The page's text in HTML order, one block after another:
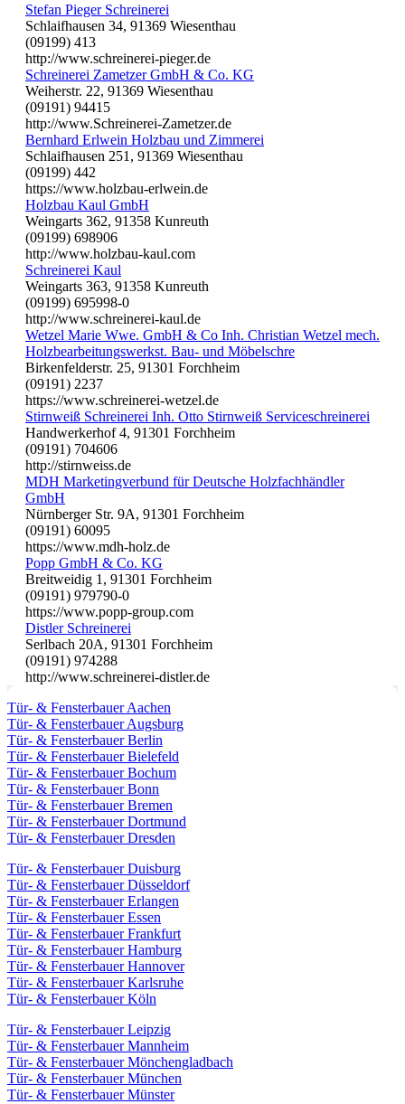
Stefan Pieger Schreinerei
Schlaifhausen 34, 91369 Wiesenthau
(09199) 413
http://www.schreinerei-pieger.de
Schreinerei Zametzer GmbH & Co. KG
Weiherstr. 22, 91369 Wiesenthau
(09191) 94415
http://www.Schreinerei-Zametzer.de
Bernhard Erlwein Holzbau und Zimmerei
Schlaifhausen 251, 91369 Wiesenthau
(09199) 442
https://www.holzbau-erlwein.de
Holzbau Kaul GmbH
Weingarts 362, 91358 Kunreuth
(09199) 698906
http://www.holzbau-kaul.com
Schreinerei Kaul
Weingarts 363, 91358 Kunreuth
(09199) 695998-0
http://www.schreinerei-kaul.de
Wetzel Marie Wwe. GmbH & Co Inh. Christian Wetzel mech.
Holzbearbeitungswerkst. Bau- und Möbelschre
Birkenfelderstr. 25, 91301 Forchheim
(09191) 2237
https://www.schreinerei-wetzel.de
Stirnweiß Schreinerei Inh. Otto Stirnweiß Serviceschreinerei
Handwerkerhof 4, 91301 Forchheim
(09191) 704606
http://stirnweiss.de
MDH Marketingverbund für Deutsche Holzfachhändler
GmbH
Nürnberger Str. 9A, 91301 Forchheim
(09191) 60095
https://www.mdh-holz.de
Popp GmbH & Co. KG
Breitweidig 1, 91301 Forchheim
(09191) 979790-0
https://www.popp-group.com
Distler Schreinerei
Serlbach 20A, 91301 Forchheim
(09191) 974288
http://www.schreinerei-distler.de
Tür- & Fensterbauer Aachen
Tür- & Fensterbauer Augsburg
Tür- & Fensterbauer Berlin
Tür- & Fensterbauer Bielefeld
Tür- & Fensterbauer Bochum
Tür- & Fensterbauer Bonn
Tür- & Fensterbauer Bremen
Tür- & Fensterbauer Dortmund
Tür- & Fensterbauer Dresden
Tür- & Fensterbauer Duisburg
Tür- & Fensterbauer Düsseldorf
Tür- & Fensterbauer Erlangen
Tür- & Fensterbauer Essen
Tür- & Fensterbauer Frankfurt
Tür- & Fensterbauer Hamburg
Tür- & Fensterbauer Hannover
Tür- & Fensterbauer Karlsruhe
Tür- & Fensterbauer Köln
Tür- & Fensterbauer Leipzig
Tür- & Fensterbauer Mannheim
Tür- & Fensterbauer Mönchengladbach
Tür- & Fensterbauer München
Tür- & Fensterbauer Münster